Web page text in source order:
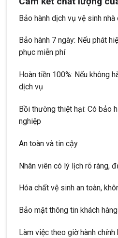
Bảo hành dịch vụ vệ sinh nhà
Bảo hành 7 ngày: Nếu phát
phục miễn phí
Hoàn tiền 100%: Nếu không
dịch vụ
Bồi thường thiệt hại: Có bảo
nghiệp
An toàn và tin cậy
Nhân viên có lý lịch rõ ràng,
Hóa chất vệ sinh an toàn,
Bảo mật thông tin khách
Làm việc theo giờ hành